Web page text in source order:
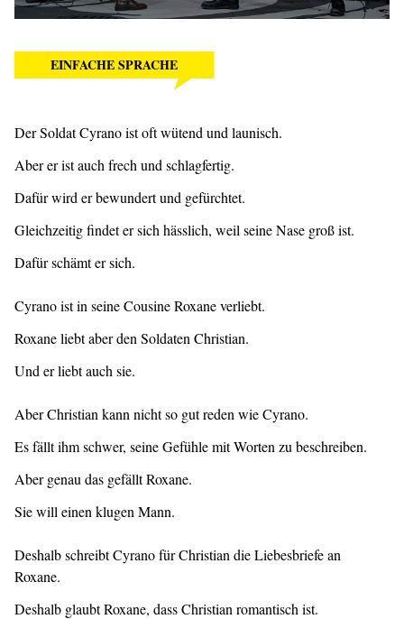
EINFACHE SPRACHE
Der Soldat Cyrano ist oft wütend und launisch.
Aber er ist auch frech und schlagfertig.
Dafür wird er bewundert und gefürchtet.
Gleichzeitig findet er sich hässlich, weil seine Nase groß ist.
Dafür schämt er sich.
Cyrano ist in seine Cousine Roxane verliebt.
Roxane liebt aber den Soldaten Christian.
Und er liebt auch sie.
Aber Christian kann nicht so gut reden wie Cyrano.
Es fällt ihm schwer, seine Gefühle mit Worten zu beschreiben.
Aber genau das gefällt Roxane.
Sie will einen klugen Mann.
Deshalb schreibt Cyrano für Christian die Liebesbriefe an
Roxane.
Deshalb glaubt Roxane, dass Christian romantisch ist.